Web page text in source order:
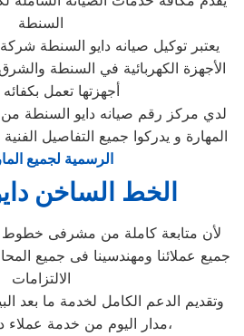
السنطة
يعتبر توكيل صيانه دايو السنطة
الأجهزة الكهربائية في السنطة
أجهزتها تعمل
لدي مركز رقم صيانه دايو السنطة
المهارة و يدركوا جميع التفاصيل
الرسمية لجميع
الخط الساخن
لأن متابعة كاملة من مشرفى خطوط
جميع عملائنا ومهندسينا فى جميع
الالتزامات
وتقديم الدعم الكامل لخدمة ما بعد
مدار اليوم من خدمة عملاء دايو فى السنطة،